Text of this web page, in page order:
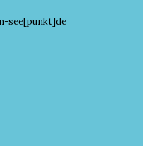
see[punkt]de